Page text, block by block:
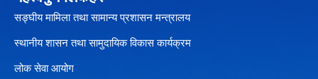
सङ्घीय मामिला तथा सामान्य प्रशासन मन्त्रालय
स्थानीय शासन तथा सामुदायिक विकास कार्यक्रम
लोक सेवा आयोग